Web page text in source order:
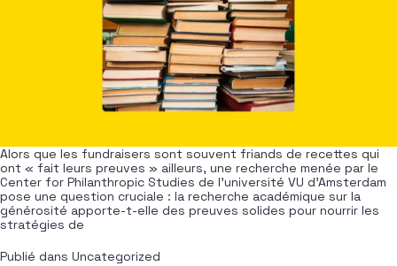
Alors que les fundraisers sont souvent friands de recettes qui
ont « fait leurs preuves » ailleurs, une recherche menée par le
Center for Philanthropic Studies de l’université VU d’Amsterdam
pose une question cruciale : la recherche académique sur la
générosité apporte-t-elle des preuves solides pour nourrir les
stratégies de
Publié dans Uncategorized